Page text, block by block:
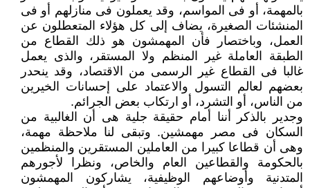
بالمهمة، أو فى المواسم، وقد يعملون فى منازلهم أو فى
المنشئات الصغيرة، يضاف إلى كل هؤلاء المتعطلون عن
العمل، وباختصار فأن المهمشون هو ذلك القطاع من
الطبقة العاملة غير المنظم ولا المستقر، والذى يعمل
غالبا فى القطاع غير الرسمى من الاقتصاد، وقد ينحدر
بعضهم لعالم التسول والاعتماد على إحسانات الخيرين
من الناس، أو التشرد، أو ارتكاب بعض الجرائم.
وجدير بالذكر أننا أمام حقيقة جلية هى أن الغالبية من
السكان فى مصر مهمشين. وتبقى لنا ملاحظة مهمة،
وهى أن قطاعا كبيرا من العاملين المستقرين والمنظمين
بالحكومة والقطاعين العام والخاص، ونظرا لأجورهم
المتدنية وأوضاعهم الوظيفية، يشاركون المهمشون